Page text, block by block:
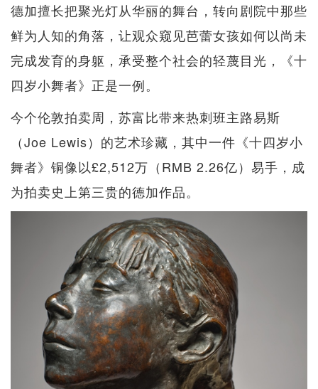
德加擅长把聚光灯从华丽的舞台，转向剧院中那些
鲜为人知的角落，让观众窥见芭蕾女孩如何以尚未
完成发育的身躯，承受整个社会的轻蔑目光，《十
四岁小舞者》正是一例。
今个伦敦拍卖周，苏富比带来热刺班主路易斯
（Joe Lewis）的艺术珍藏，其中一件《十四岁小
舞者》铜像以£2,512万（RMB 2.26亿）易手，成
为拍卖史上第三贵的德加作品。